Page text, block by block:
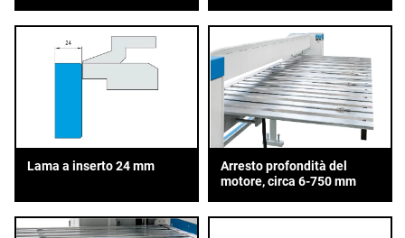
Lama a inserto 24 mm
Arresto profondità del
motore, circa 6-750 mm